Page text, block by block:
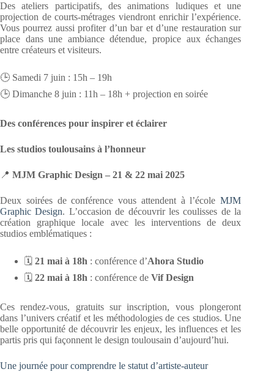
Des ateliers participatifs, des animations ludiques et une
projection de courts-métrages viendront enrichir l’expérience.
Vous pourrez aussi profiter d’un bar et d’une restauration sur
place dans une ambiance détendue, propice aux échanges
entre créateurs et visiteurs.
🕒 Samedi 7 juin : 15h – 19h
🕒 Dimanche 8 juin : 11h – 18h + projection en soirée
Des conférences pour inspirer et éclairer
Les studios toulousains à l’honneur
📍 MJM Graphic Design – 21 & 22 mai 2025
Deux soirées de conférence vous attendent à l’écoleMJM
Graphic Design. L’occasion de découvrir les coulisses de la
création graphique locale avec les interventions de deux
studios emblématiques :
🗓️ 21 mai à 18h : conférence d’Ahora Studio
🗓️ 22 mai à 18h : conférence de Vif Design
Ces rendez-vous, gratuits sur inscription, vous plongeront
dans l’univers créatif et les méthodologies de ces studios. Une
belle opportunité de découvrir les enjeux, les influences et les
partis pris qui façonnent le design toulousain d’aujourd’hui.
Une journée pour comprendre le statut d’artiste-auteur